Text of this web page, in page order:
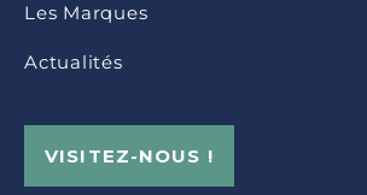
Les Marques
Actualités
VISITEZ-NOUS !